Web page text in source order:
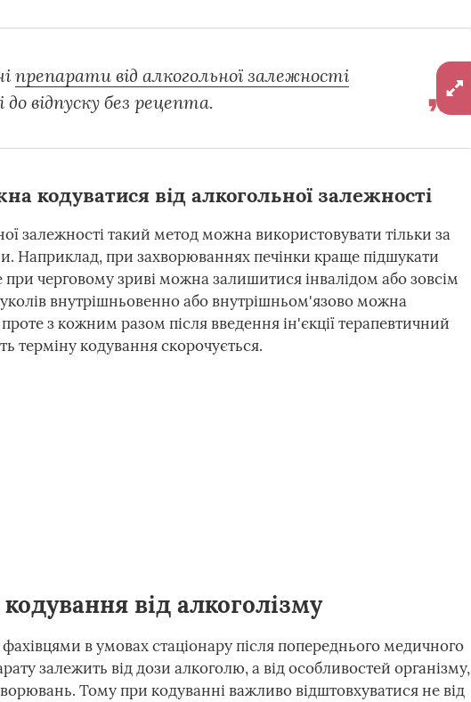
препарати від алкогольної залежності
до відпуску без рецепта.
кодуватися від алкогольної залежності
залежності такий метод можна використовувати тільки за
Наприклад, при захворюваннях печінки краще підшукати
черговому зриві можна залишитися інвалідом або зовсім
внутрішньовенно або внутрішньом'язово можна
з кожним разом після введення ін'єкції терапевтичний
терміну кодування скорочується.
від алкоголізму
в умовах стаціонару після попереднього медичного
залежить від дози алкоголю, а від особливостей організму,
Тому при кодуванні важливо відштовхуватися не від